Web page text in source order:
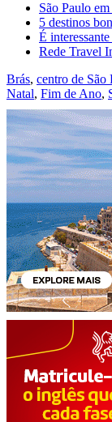
São Paulo
5 destinos
É
Rede Travel
Brás, centro de São
Natal, Fim de Ano,